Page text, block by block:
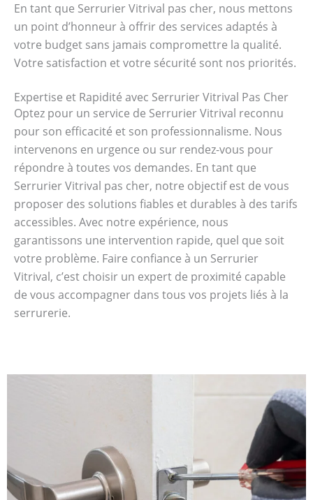
En tant que Serrurier Vitrival pas cher, nous mettons
un point d’honneur à offrir des services adaptés à
votre budget sans jamais compromettre la qualité.
Votre satisfaction et votre sécurité sont nos priorités.
Expertise et Rapidité avec Serrurier Vitrival Pas Cher
Optez pour un service de Serrurier Vitrival reconnu
pour son efficacité et son professionnalisme. Nous
intervenons en urgence ou sur rendez-vous pour
répondre à toutes vos demandes. En tant que
Serrurier Vitrival pas cher, notre objectif est de vous
proposer des solutions fiables et durables à des tarifs
accessibles. Avec notre expérience, nous
garantissons une intervention rapide, quel que soit
votre problème. Faire confiance à un Serrurier
Vitrival, c’est choisir un expert de proximité capable
de vous accompagner dans tous vos projets liés à la
serrurerie.